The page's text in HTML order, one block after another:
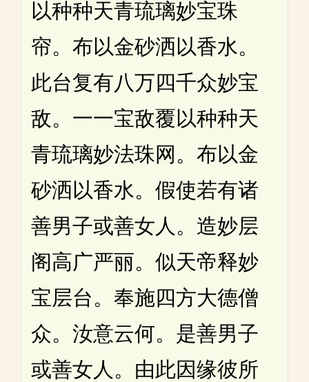
以种种天青琉璃妙宝珠
帘。布以金砂洒以香水。
此台复有八万四千众妙宝
敌。一一宝敌覆以种种天
青琉璃妙法珠网。布以金
砂洒以香水。假使若有诸
善男子或善女人。造妙层
阁高广严丽。似天帝释妙
宝层台。奉施四方大德僧
众。汝意云何。是善男子
或善女人。由此因缘彼所